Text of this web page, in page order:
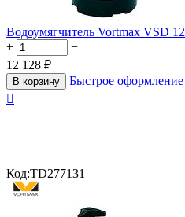
Водоумягчитель Vortmax VSD 12
+
−
12 128 ₽
В корзину
Быстрое оформление

Код:TD277131